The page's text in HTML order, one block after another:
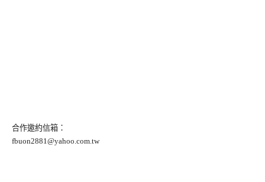
合作邀約信箱：
fbuon2881@yahoo.com.tw